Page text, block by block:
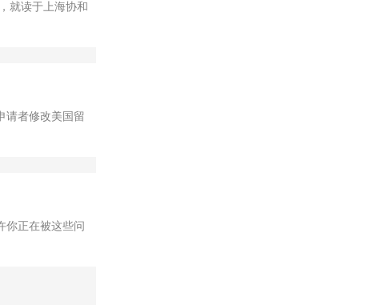
就读于上海协和
请者修改美国留
你正在被这些问